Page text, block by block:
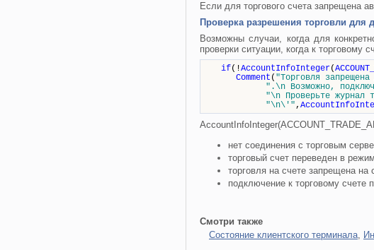
Если для торгового счета запрещена
Проверка разрешения торговли для
Возможны случаи, когда для
проверки ситуации, когда к
if(!AccountInfoInteger(
Comment ( "Торговля
".\n Возможно,
"\n Проверьте журнал
"\n\'",
нет соединения с торговым
торговый счет переведен в
торговля на счете запрещена на
подключение к торговому счете
Смотри также
Состояние клиентского терминала,